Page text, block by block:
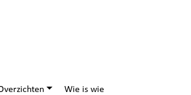
Wie is wie